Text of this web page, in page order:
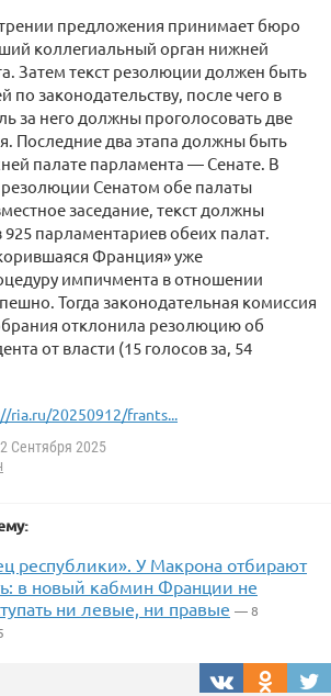
предложения принимает бюро
коллегиальный орган нижней
Затем текст резолюции должен быть
по законодательству, после чего в
за него должны проголосовать две
Последние два этапа должны быть
палате парламента — Сенате. В
Сенатом обе палаты
заседание, текст должны
парламентариев обеих палат.
Франция» уже
импичмента в отношении
Тогда законодательная комиссия
отклонила резолюцию об
от власти (15 голосов за, 54
ria.ru/20250912/frants...
Сентября 2025
республики». У Макрона отбирают
в новый кабмин Франции не
ни левые, ни правые — 8